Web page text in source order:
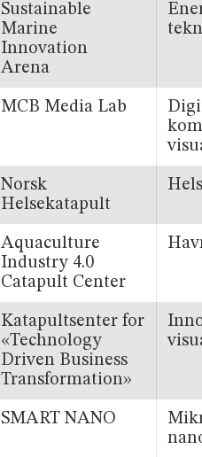
Sustainable
Marine
Innovation
Arena
MCB Media Lab
Norsk
Helsekatapult
Aquaculture
Industry 4.0
Catapult Center
Katapultsenter for
«Technology
Driven Business
Transformation»
SMART NANO